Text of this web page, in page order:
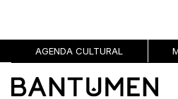
AGENDA CULTURAL